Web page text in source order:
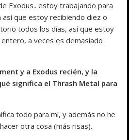
Exodus.. estoy trabajando para
así que estoy recibiendo diez o
todos los días, así que estoy
a veces es demasiado
y a Exodus recién, y la
significa el Thrash Metal para
todo para mí, y además no he
otra cosa (más risas).